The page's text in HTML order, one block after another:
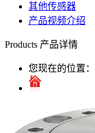
其他传感器
产品视频介绍
Products 产品详情
您现在的位置：